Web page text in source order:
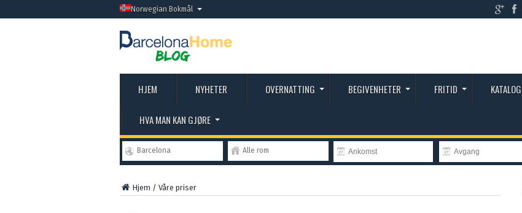
Norwegian Bokmål
HJEM NYHETER OVERNATTING BEGIVENHETER FRITID KATALOG
HVA MAN KAN GJØRE
Barcelona Alle rom
Hjem / Våre priser